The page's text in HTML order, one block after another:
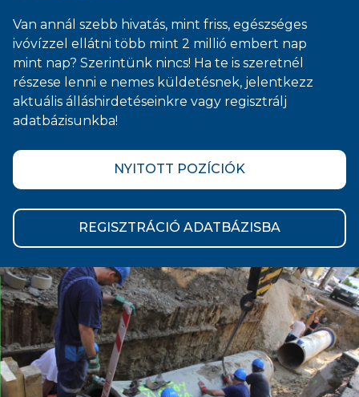
Van annál szebb hivatás, mint friss, egészséges
ivóvízzel ellátni több mint 2 millió embert nap
mint nap? Szerintünk nincs! Ha te is szeretnél
részese lenni e nemes küldetésnek, jelentkezz
aktuális álláshirdetéseinkre vagy regisztrálj
adatbázisunkba!
NYITOTT POZÍCIÓK
REGISZTRÁCIÓ ADATBÁZISBA